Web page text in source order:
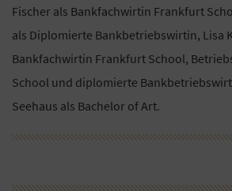
Fischer als Bankfachwirtin Frankfurt
als Diplomierte Bankbetriebswirtin, Lisa
Bankfachwirtin Frankfurt School,
School und diplomierte
Seehaus als Bachelor of Art.